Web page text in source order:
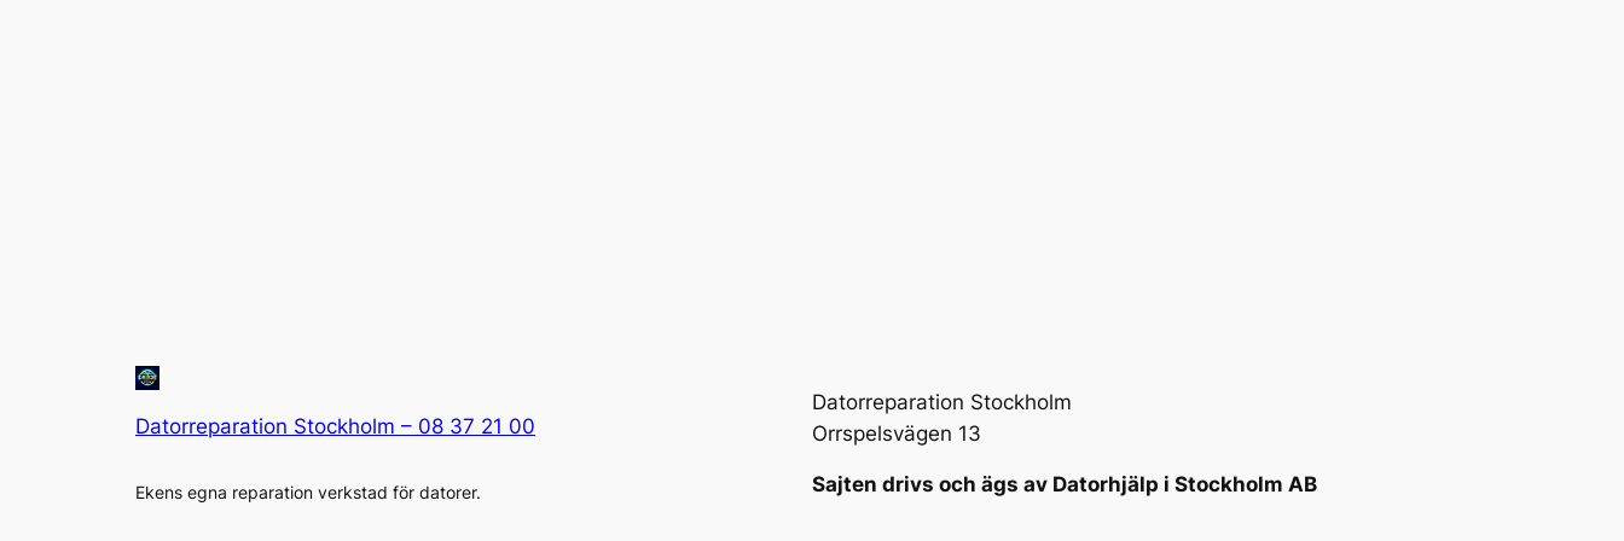
Datorreparation Stockholm – 08 37 21 00
Ekens egna reparation verkstad för datorer.
Datorreparation Stockholm
Orrspelsvägen 13
Sajten drivs och ägs av Datorhjälp i Stockholm AB